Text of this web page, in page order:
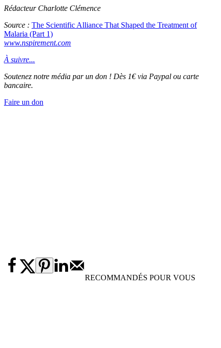
Rédacteur Charlotte Clémence
Source : The Scientific Alliance That Shaped the Treatment of
Malaria (Part 1)
www.nspirement.com
À suivre...
Soutenez notre média par un don ! Dès 1€ via Paypal ou carte
bancaire.
Faire un don
RECOMMANDÉS POUR VOUS